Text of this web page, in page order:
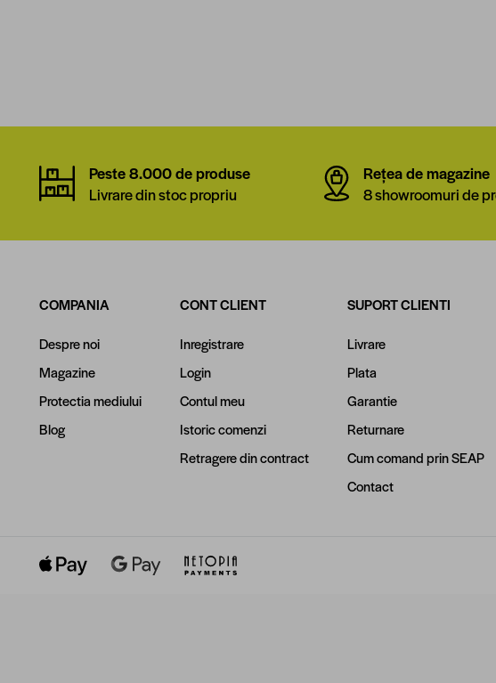
Peste 8.000 de produse
Livrare din stoc propriu
Rețea de magazine
8 showroomuri de
COMPANIA
Despre noi
Magazine
Protectia mediului
Blog
CONT CLIENT
Inregistrare
Login
Contul meu
Istoric comenzi
Retragere din contract
SUPORT CLIENTI
Livrare
Plata
Garantie
Returnare
Cum comand prin SEAP
Contact